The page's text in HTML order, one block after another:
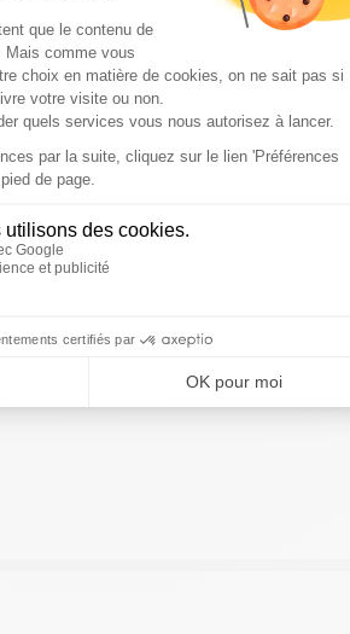
par la police. À l'issue de
plusieurs préventions, qui
tenue de propos antisémites et
et "révisionnisme" .